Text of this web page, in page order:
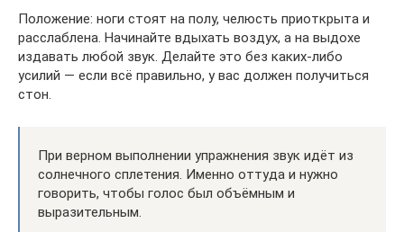
Положение: ноги стоят на полу, челюсть приоткрыта и
расслаблена. Начинайте вдыхать воздух, а на выдохе
издавать любой звук. Делайте это без каких-либо
усилий — если всё правильно, у вас должен получиться
стон.
При верном выполнении упражнения звук идёт из
солнечного сплетения. Именно оттуда и нужно
говорить, чтобы голос был объёмным и
выразительным.